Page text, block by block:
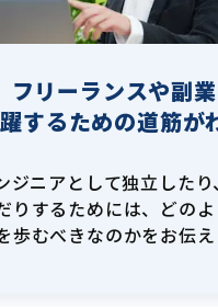
フリーランスや副
するための道筋が
ジニアとして独立したり
りするためには、どの
歩むべきなのかをお伝え